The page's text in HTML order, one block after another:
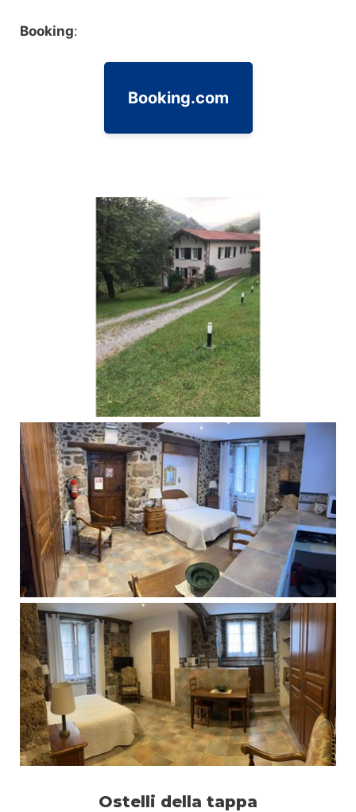
Booking:
Booking.com
Ostelli della tappa